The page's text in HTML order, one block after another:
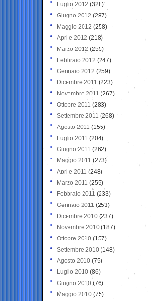
Luglio 2012 (328)
Giugno 2012 (287)
Maggio 2012 (258)
Aprile 2012 (218)
Marzo 2012 (255)
Febbraio 2012 (247)
Gennaio 2012 (259)
Dicembre 2011 (223)
Novembre 2011 (267)
Ottobre 2011 (283)
Settembre 2011 (268)
Agosto 2011 (155)
Luglio 2011 (204)
Giugno 2011 (262)
Maggio 2011 (273)
Aprile 2011 (248)
Marzo 2011 (255)
Febbraio 2011 (233)
Gennaio 2011 (253)
Dicembre 2010 (237)
Novembre 2010 (187)
Ottobre 2010 (157)
Settembre 2010 (148)
Agosto 2010 (75)
Luglio 2010 (86)
Giugno 2010 (76)
Maggio 2010 (75)